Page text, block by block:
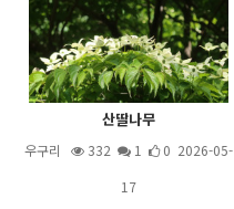
산딸나무
우구리 332 1
0 2026-05-
17